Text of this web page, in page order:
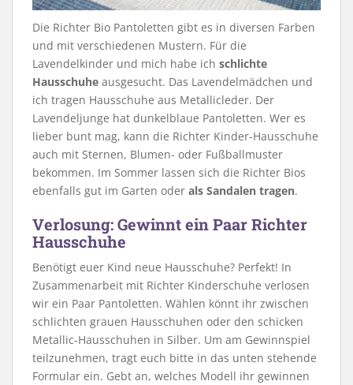
Die Richter Bio Pantoletten gibt es in diversen Farben
und mit verschiedenen Mustern. Für die
Lavendelkinder und mich habe ich schlichte
Hausschuhe ausgesucht. Das Lavendelmädchen und
ich tragen Hausschuhe aus Metallicleder. Der
Lavendeljunge hat dunkelblaue Pantoletten. Wer es
lieber bunt mag, kann die Richter Kinder-Hausschuhe
auch mit Sternen, Blumen- oder Fußballmuster
bekommen. Im Sommer lassen sich die Richter Bios
ebenfalls gut im Garten oder als Sandalen tragen.
Verlosung: Gewinnt ein Paar Richter
Hausschuhe
Benötigt euer Kind neue Hausschuhe? Perfekt! In
Zusammenarbeit mit Richter Kinderschuhe verlosen
wir ein Paar Pantoletten. Wählen könnt ihr zwischen
schlichten grauen Hausschuhen oder den schicken
Metallic-Hausschuhen in Silber. Um am Gewinnspiel
teilzunehmen, tragt euch bitte in das unten stehende
Formular ein. Gebt an, welches Modell ihr gewinnen